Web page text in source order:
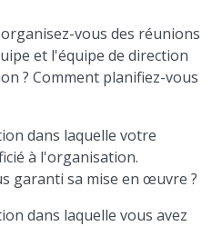
vous des réunions
et l'équipe de direction
? Comment planifiez-vous
dans laquelle votre
à l'organisation.
garanti sa mise en œuvre ?
dans laquelle vous avez